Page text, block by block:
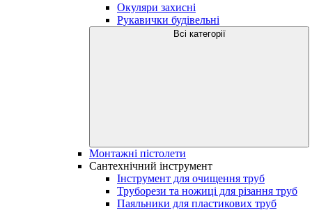
Окуляри захисні
Рукавички будівельні
Всі категорії
Монтажні пістолети
Сантехнічний інструмент
Інструмент для очищення труб
Труборези та ножиці для різання труб
Паяльники для пластикових труб